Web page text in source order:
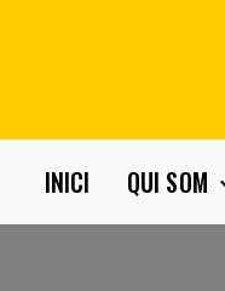
INICI QUI SOM